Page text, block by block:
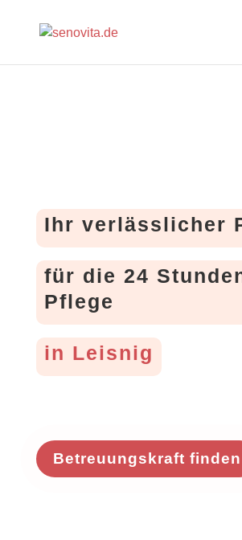
Ihr verlässlicher
für die 24
Pflege
in Leisnig
Betreuungskraft finden